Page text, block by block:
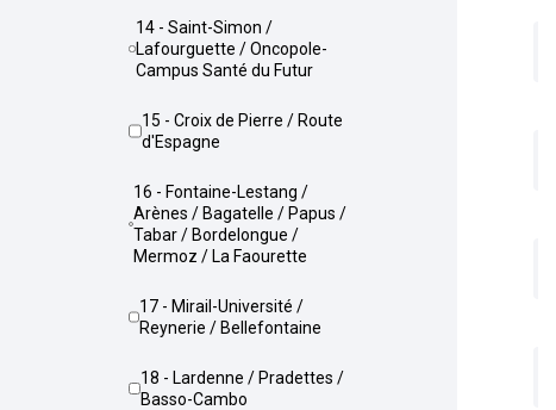
14 - Saint-Simon /
Lafourguette / Oncopole-
Campus Santé du Futur
15 - Croix de Pierre / Route
d'Espagne
16 - Fontaine-Lestang /
Arènes / Bagatelle / Papus /
Tabar / Bordelongue /
Mermoz / La Faourette
17 - Mirail-Université /
Reynerie / Bellefontaine
18 - Lardenne / Pradettes /
Basso-Cambo